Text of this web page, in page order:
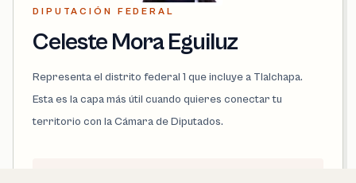
DIPUTACIÓN FEDERAL
Celeste Mora Eguiluz
Representa el distrito federal 1 que incluye a Tlalchapa.
Esta es la capa más útil cuando quieres conectar tu
territorio con la Cámara de Diputados.